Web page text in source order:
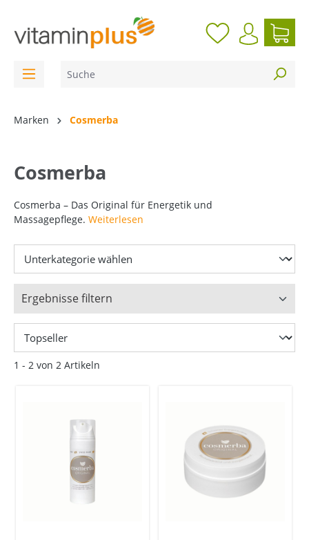
Marken Cosmerba
Cosmerba
Cosmerba – Das Original für Energetik und
Massagepflege. Weiterlesen
Ergebnisse filtern
1 - 2 von 2 Artikeln